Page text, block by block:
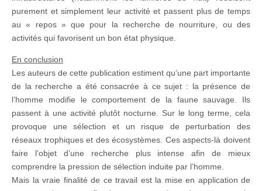
purement et simplement leur activité et passent plus de temps
au « repos » que pour la recherche de nourriture, ou des
activités qui favorisent un bon état physique.
En conclusion
Les auteurs de cette publication estiment qu’une part importante
de la recherche a été consacrée à ce sujet : la présence de
l’homme modifie le comportement de la faune sauvage. Ils
passent à une activité plutôt nocturne. Sur le long terme, cela
provoque une sélection et un risque de perturbation des
réseaux trophiques et des écosystèmes. Ces aspects-là doivent
faire l’objet d’une recherche plus intense afin de mieux
comprendre la pression de sélection induite par l’homme.
Mais la vraie finalité de ce travail est la mise en application de